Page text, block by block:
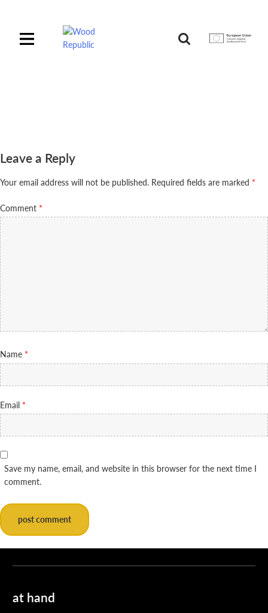
nawigację
Unia
Leave a Reply
Your email address will not be published. Required fields are marked *
Comment *
Name *
Email *
Save my name, email, and website in this browser for the next time I
comment.
at hand